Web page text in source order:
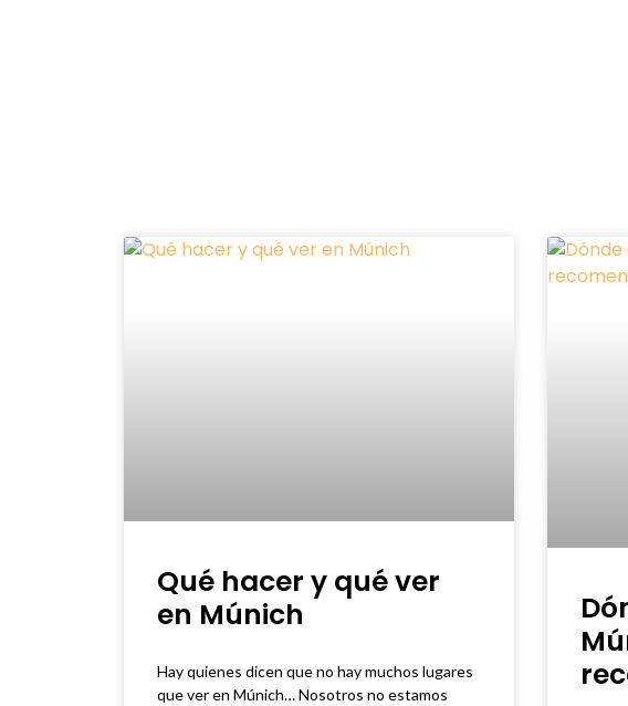
Qué hacer y qué ver
en Múnich
Hay quienes dicen que no hay muchos lugares
que ver en Múnich… Nosotros no estamos